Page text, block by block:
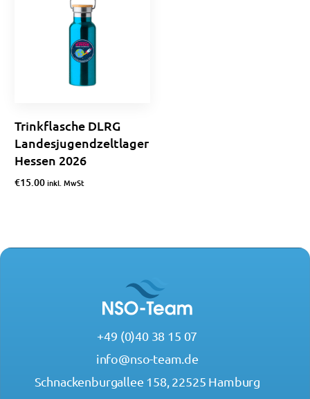
Trinkflasche DLRG
Landesjugendzeltlager
Hessen 2026
€15.00inkl. MwSt
+49 (0)40 38 15 07
info@nso-team.de
Schnackenburgallee 158, 22525 Hamburg